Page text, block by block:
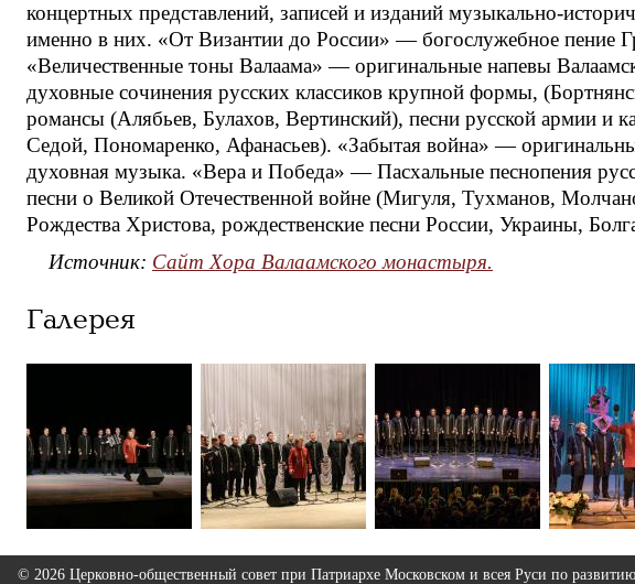
концертных представлений, записей и изданий музыкально-
именно в них. «От Византии до России» — богослужебное пение
«Величественные тоны Валаама» — оригинальные напевы
духовные сочинения русских классиков крупной формы,
романсы (Алябьев, Булахов, Вертинский), песни русской армии и
Седой, Пономаренко, Афанасьев). «Забытая война» —
духовная музыка. «Вера и Победа» — Пасхальные песнопения
песни о Великой Отечественной войне (Мигуля, Тухманов,
Рождества Христова, рождественские песни России, Украины,
Источник: Сайт Хора Валаамского монастыря.
Галерея
© 2026 Церковно-общественный совет при Патриархе Московском и всея Руси по развитию